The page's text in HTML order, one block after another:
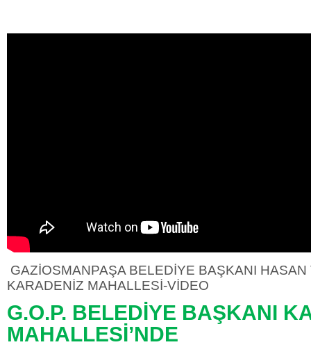
GAZİOSMANPAŞA BELEDİYE BAŞKANI HASAN
KARADENİZ MAHALLESİ-VİDEO
G.O.P. BELEDİYE BAŞKANI
MAHALLESİ’NDE